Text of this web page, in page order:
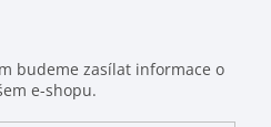
budeme zasílat informace o
e-shopu.